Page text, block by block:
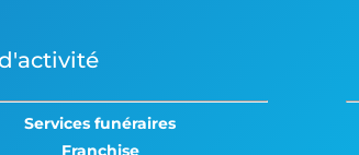
Services funéraires
Franchise